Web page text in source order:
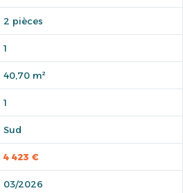
2 pièces
1
40,70 m²
1
Sud
4 423 €
03/2026